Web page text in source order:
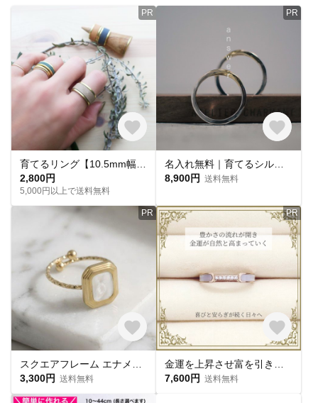
PR
2,800円
5,000円以上で送料無料
PR
8,900円 送料無料
PR
3,300円 送料無料
PR
7,600円 送料無料